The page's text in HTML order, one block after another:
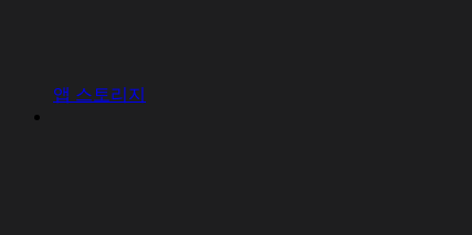
앱 스토리지